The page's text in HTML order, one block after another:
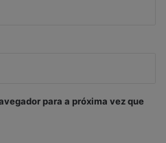
para a próxima vez que